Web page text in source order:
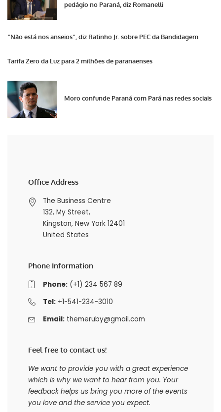
pedágio no Paraná, diz Romanelli
“Não está nos anseios”, diz Ratinho Jr. sobre PEC da Bandidagem
Tarifa Zero da Luz para 2 milhões de paranaenses
Moro confunde Paraná com Pará nas redes sociais
Office Address
The Business Centre
132, My Street,
Kingston, New York 12401
United States
Phone Information
Phone:(+1) 234 567 89
Tel:+1-541-234-3010
Email: themeruby@gmail.com
Feel free to contact us!
We want to provide you with a great experience
which is why we want to hear from you. Your
feedback helps us bring you more of the events
you love and the service you expect.